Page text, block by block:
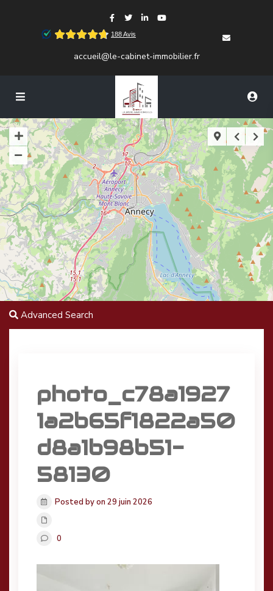
accueil@le-cabinet-immobilier.fr
Advanced Search
photo_c78a1927
1a2b65f1822a50
d8a1b98b51-
58130
Posted by on 29 juin 2026
0